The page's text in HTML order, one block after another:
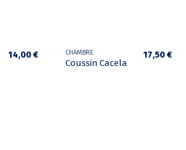
14,00 € CHAMBRE
Coussin Cacela
17,50 €